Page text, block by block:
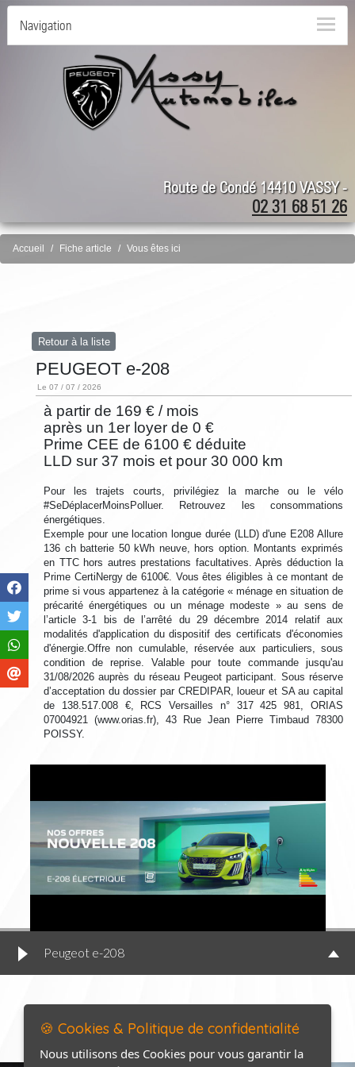
Navigation
Route de Condé 14410 VASSY -
02 31 68 51 26
Accueil Fiche article Vous êtes ici
Retour à la liste
PEUGEOT e-208
Le 07 / 07 / 2026
à partir de 169 € / mois
après un 1er loyer de 0 €
Prime CEE de 6100 € déduite
LLD sur 37 mois et pour 30 000 km
Pour les trajets courts, privilégiez la marche ou le vélo
#SeDéplacerMoinsPolluer. Retrouvez les consommations
énergétiques.
Exemple pour une location longue durée (LLD) d'une E208 Allure
136 ch batterie 50 kWh neuve, hors option. Montants exprimés
en TTC hors autres prestations facultatives. Après déduction la
Prime CertiNergy de 6100€. Vous êtes éligibles à ce montant de
prime si vous appartenez à la catégorie « ménage en situation de
précarité énergétiques ou un ménage modeste » au sens de
l’article 3-1 bis de l’arrêté du 29 décembre 2014 relatif aux
modalités d'application du dispositif des certificats d'économies
d'énergie.Offre non cumulable, réservée aux particuliers, sous
condition de reprise. Valable pour toute commande jusqu'au
31/08/2026 auprès du réseau Peugeot participant. Sous réserve
d’acceptation du dossier par CREDIPAR, loueur et SA au capital
de 138.517.008 €, RCS Versailles n° 317 425 981, ORIAS
07004921 (www.orias.fr), 43 Rue Jean Pierre Timbaud 78300
POISSY.
Peugeot e-208
🍪 Cookies & Politique de confidentialité
Nous utilisons des Cookies pour vous garantir la